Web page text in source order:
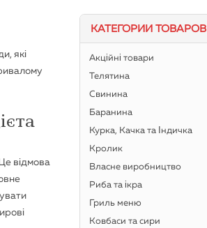
які
відмова
КАТЕГОРИИ ТОВАРОВ
Акційні товари
Телятина
Свинина
Баранина
Курка, Качка та Індичка
Кролик
Власне виробництво
Риба та ікра
Гриль меню
Ковбаси та сири